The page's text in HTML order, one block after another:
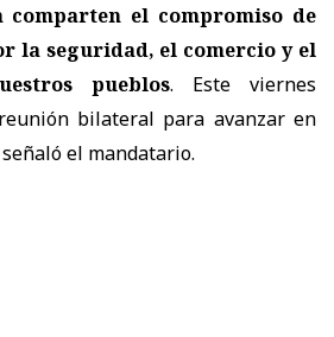
comparten el compromiso de
la seguridad, el comercio y el
pueblos. Este viernes
bilateral para avanzar en
el mandatario.